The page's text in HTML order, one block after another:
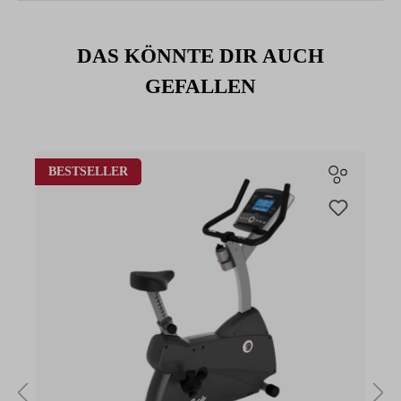
DAS KÖNNTE DIR AUCH
GEFALLEN
Produktgalerie überspringen
BESTSELLER